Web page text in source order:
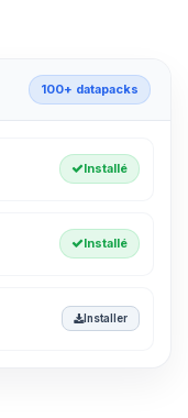
100+ datapacks
Installé
Installé
Installer